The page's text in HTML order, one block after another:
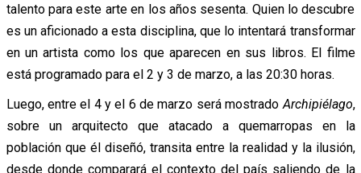
talento para este arte en los años sesenta. Quien lo descubre
es un aficionado a esta disciplina, que lo intentará transformar
en un artista como los que aparecen en sus libros. El filme
está programado para el 2 y 3 de marzo, a las 20:30 horas.
Luego, entre el 4 y el 6 de marzo será mostrado Archipiélago,
sobre un arquitecto que atacado a quemarropas en la
población que él diseñó, transita entre la realidad y la ilusión,
desde donde comparará el contexto del país saliendo de la